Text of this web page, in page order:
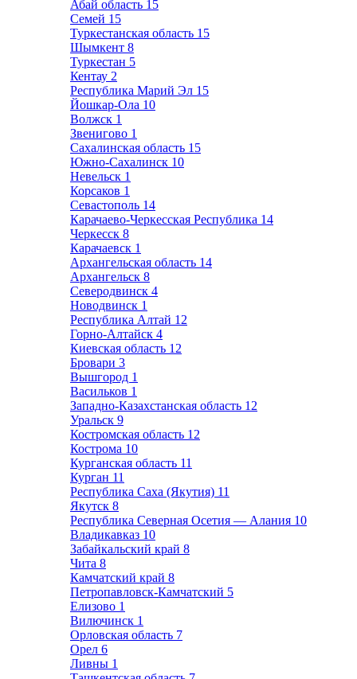
Абай область 15
Семей 15
Туркестанская область 15
Шымкент 8
Туркестан 5
Кентау 2
Республика Марий Эл 15
Йошкар-Ола 10
Волжск 1
Звенигово 1
Сахалинская область 15
Южно-Сахалинск 10
Невельск 1
Корсаков 1
Севастополь 14
Карачаево-Черкесская Республика 14
Черкесск 8
Карачаевск 1
Архангельская область 14
Архангельск 8
Северодвинск 4
Новодвинск 1
Республика Алтай 12
Горно-Алтайск 4
Киевская область 12
Бровари 3
Вышгород 1
Васильков 1
Западно-Казахстанская область 12
Уральск 9
Костромская область 12
Кострома 10
Курганская область 11
Курган 11
Республика Саха (Якутия) 11
Якутск 8
Республика Северная Осетия — Алания 10
Владикавказ 10
Забайкальский край 8
Чита 8
Камчатский край 8
Петропавловск-Камчатский 5
Елизово 1
Вилючинск 1
Орловская область 7
Орел 6
Ливны 1